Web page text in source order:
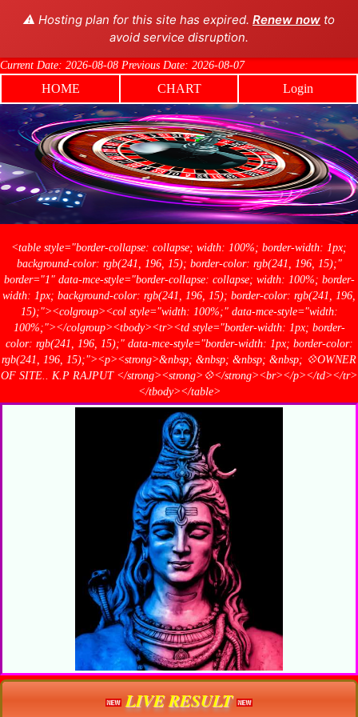
⚠️ Hosting plan for this site has expired. Renew now to
avoid service disruption.
Current Date: 2026-08-08 Previous Date: 2026-08-07
HOME CHART Login
<table style="border-collapse: collapse; width: 100%; border-width: 1px;
background-color: rgb(241, 196, 15); border-color: rgb(241, 196, 15);"
border="1" data-mce-style="border-collapse: collapse; width: 100%; border-
width: 1px; background-color: rgb(241, 196, 15); border-color: rgb(241, 196,
15);"><colgroup><col style="width: 100%;" data-mce-style="width:
100%;"></colgroup><tbody><tr><td style="border-width: 1px; border-
color: rgb(241, 196, 15);" data-mce-style="border-width: 1px; border-color:
rgb(241, 196, 15);"><p><strong>&nbsp; &nbsp; &nbsp; &nbsp; 💠OWNER
OF SITE.. K.P RAJPUT </strong><strong>💠</strong><br></p></td></tr>
</tbody></table>
LIVE RESULT